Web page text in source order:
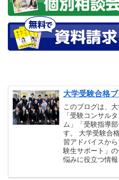
大学受験合格
このブログは、
「受験コンサル
ム」「受験指導
す。 大学受験合
習アドバイスか
験生サポート」
悩みに役立つ情報